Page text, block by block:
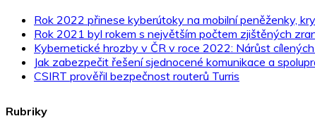
Rok 2022 přinese kyberútoky na mobilní peněženky,
Rok 2021 byl rokem s největším počtem zjištěných
Kybernetické hrozby v ČR v roce 2022: Nárůst
Jak zabezpečit řešení sjednocené komunikace a
CSIRT prověřil bezpečnost routerů Turris
Rubriky